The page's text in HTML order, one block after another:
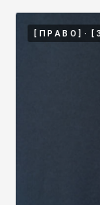
[ПРАВО]